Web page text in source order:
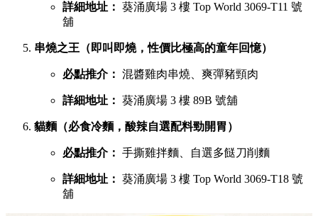
詳細地址： 葵涌廣場 3 樓 Top World 3069-T11 號
舖
串燒之王（即叫即燒，性價比極高的童年回憶）
必點推介： 混醬雞肉串燒、爽彈豬頸肉
詳細地址： 葵涌廣場 3 樓 89B 號舖
貓麵（必食冷麵，酸辣自選配料勁開胃）
必點推介： 手撕雞拌麵、自選多餸刀削麵
詳細地址： 葵涌廣場 3 樓 Top World 3069-T18 號
舖